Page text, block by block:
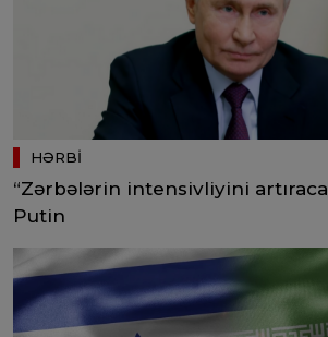
HƏRBİ
“Zərbələrin intensivliyini
Putin